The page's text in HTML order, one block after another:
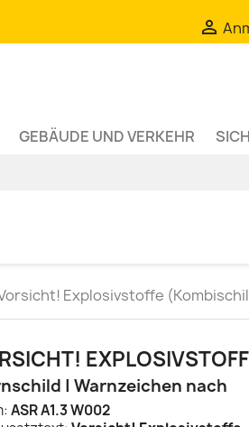

GEBÄUDE UND VERKEHR
Explosivstoffe
| Warnzeichen nach
ASR A1.3 W002